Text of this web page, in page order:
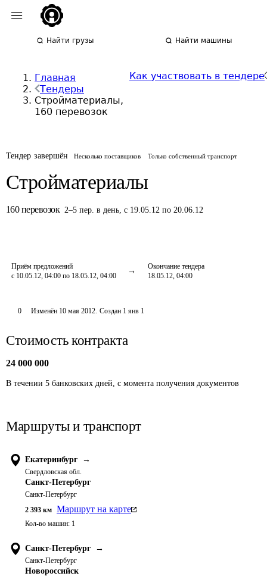
Найти грузы Найти машины
Главная
Тендеры
Стройматериалы,
160 перевозок
Как участвовать в тендере
Тендер завершён Несколько поставщиков Только собственный транспорт
Стройматериалы
160 перевозок 2–5 пер. в день,с 19.05.12 по 20.06.12
Приём предложений
с 10.05.12, 04:00 по 18.05.12, 04:00
Окончание тендера
18.05.12, 04:00
0 Изменён 10 мая 2012. Создан 1 янв 1
Стоимость контракта
24 000 000
В течении 5 банковских дней, с момента получения документов
Маршруты и транспорт
Екатеринбург →
Свердловская обл.
Санкт-Петербург
Санкт-Петербург
2 393 км Маршрут на карте
Кол-во машин: 1
Санкт-Петербург →
Санкт-Петербург
Новороссийск